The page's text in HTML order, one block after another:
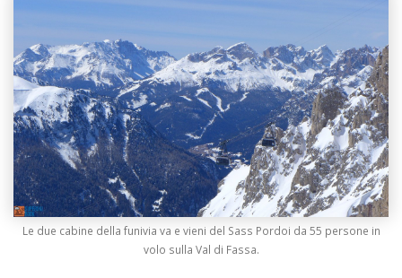
Le due cabine della funivia va e vieni del Sass Pordoi da 55 persone in
volo sulla Val di Fassa.